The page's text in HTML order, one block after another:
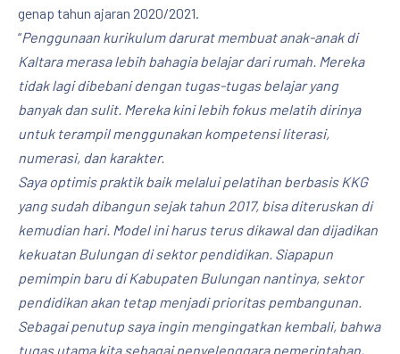
genap tahun ajaran 2020/2021.
“Penggunaan kurikulum darurat membuat anak-anak di
Kaltara merasa lebih bahagia belajar dari rumah. Mereka
tidak lagi dibebani dengan tugas-tugas belajar yang
banyak dan sulit. Mereka kini lebih fokus melatih dirinya
untuk terampil menggunakan kompetensi literasi,
numerasi, dan karakter.
Saya optimis praktik baik melalui pelatihan berbasis KKG
yang sudah dibangun sejak tahun 2017, bisa diteruskan di
kemudian hari. Model ini harus terus dikawal dan dijadikan
kekuatan Bulungan di sektor pendidikan. Siapapun
pemimpin baru di Kabupaten Bulungan nantinya, sektor
pendidikan akan tetap menjadi prioritas pembangunan.
Sebagai penutup saya ingin mengingatkan kembali, bahwa
tugas utama kita sebagai penyelenggara pemerintahan,